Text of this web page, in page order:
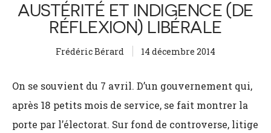
AUSTÉRITÉ ET INDIGENCE (DE
RÉFLEXION) LIBÉRALE
Frédéric Bérard 14 décembre 2014
On se souvient du 7 avril. D’un gouvernement qui,
après 18 petits mois de service, se fait montrer la
porte par l’électorat. Sur fond de controverse, litige